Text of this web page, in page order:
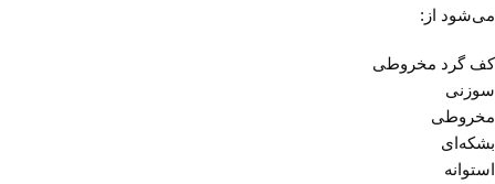
می‌شود از:
کف گرد مخروطی
سوزنی
مخروطی
بشکه‌ای
استوانه